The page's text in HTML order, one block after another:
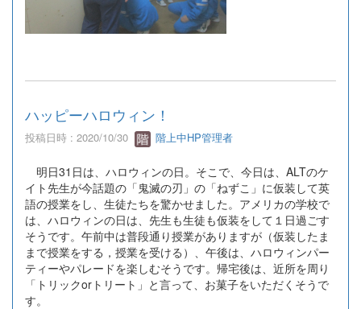
ハッピーハロウィン！
投稿日時 : 2020/10/30 階上中HP管理者
明日31日は、ハロウィンの日。そこで、今日は、ALTのケ
イト先生が今話題の「鬼滅の刃」の「ねずこ」に仮装して英
語の授業をし、生徒たちを驚かせました。アメリカの学校で
は、ハロウィンの日は、先生も生徒も仮装をして１日過ごす
そうです。午前中は普段通り授業がありますが（仮装したま
まで授業をする，授業を受ける）、午後は、ハロウィンパー
ティーやパレードを楽しむそうです。帰宅後は、近所を周り
「トリックorトリート」と言って、お菓子をいただくそうで
す。